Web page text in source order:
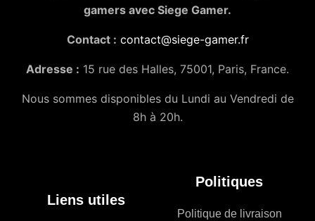
gamers avec Siege Gamer.
Contact : contact@siege-gamer.fr
Adresse : 15 rue des Halles, 75001, Paris, France.
Nous sommes disponibles du Lundi au Vendredi de
8h à 20h.
Liens utiles
Politiques
Politique de livraison